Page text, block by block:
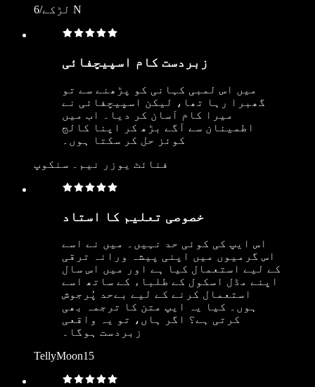
6/لڑکے N
زبردست کام اسپیچفائی
میں اس لمبی کہانی کو پڑھنے سے تو
گھبرا رہا تھا، لیکن اسپیچفائی نے
میرا کام آسان کر دیا۔ اب میں
اطمینان سے آگے بڑھ کر اپنا کالج
کوئز حل کر سکتا ہوں۔
فنائٹ یوزر نیم۔ سنکوپ
خصوصی تعلیم کا استاد
اس ایپ کی کوئی حد نہیں۔ میں نے اسے
اس گرمیوں میں اپنی پیشہ ورانہ ترقی
کے لیے استعمال کیا ہے اور میں اس سال
اپنے مڈل اسکول کے طلباء کے ساتھ اسے
استعمال کرنے کے لیے بےحد پُرجوش
ہوں۔ کیا یہ ایپ متن کا ترجمہ بھی
کرتی ہے؟ اگر ہاں، تو یہ واقعی
زبردست ہوگا۔
TellyMoon15